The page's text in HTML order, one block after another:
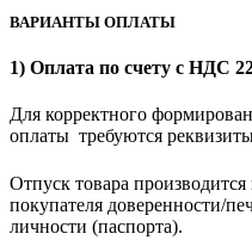
ВАРИАНТЫ ОПЛАТЫ
1) Оплата по счету с НДС
Для корректного
оплаты требуются
Отпуск товара
покупателя доверенности/
личности (паспорта).